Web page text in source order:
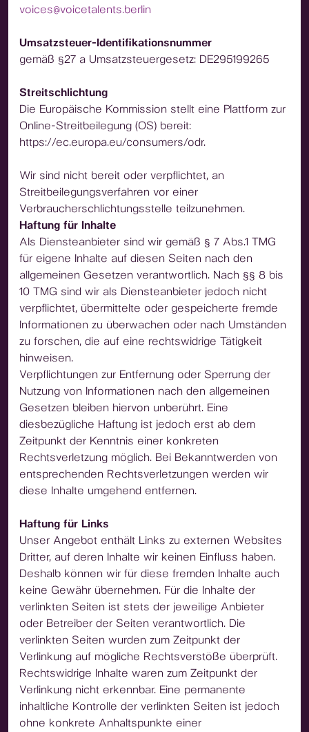
voices@voicetalents.berlin
Umsatzsteuer-Identifikationsnummer
gemäß §27 a Umsatzsteuergesetz: DE295199265
Streitschlichtung
Die Europäische Kommission stellt eine Plattform zur
Online-Streitbeilegung (OS) bereit:
https://ec.europa.eu/consumers/odr.
Wir sind nicht bereit oder verpflichtet, an
Streitbeilegungsverfahren vor einer
Verbraucherschlichtungsstelle teilzunehmen.
Haftung für Inhalte
Als Diensteanbieter sind wir gemäß § 7 Abs.1 TMG
für eigene Inhalte auf diesen Seiten nach den
allgemeinen Gesetzen verantwortlich. Nach §§ 8 bis
10 TMG sind wir als Diensteanbieter jedoch nicht
verpflichtet, übermittelte oder gespeicherte fremde
Informationen zu überwachen oder nach Umständen
zu forschen, die auf eine rechtswidrige Tätigkeit
hinweisen.
Verpflichtungen zur Entfernung oder Sperrung der
Nutzung von Informationen nach den allgemeinen
Gesetzen bleiben hiervon unberührt. Eine
diesbezügliche Haftung ist jedoch erst ab dem
Zeitpunkt der Kenntnis einer konkreten
Rechtsverletzung möglich. Bei Bekanntwerden von
entsprechenden Rechtsverletzungen werden wir
diese Inhalte umgehend entfernen.
Haftung für Links
Unser Angebot enthält Links zu externen Websites
Dritter, auf deren Inhalte wir keinen Einfluss haben.
Deshalb können wir für diese fremden Inhalte auch
keine Gewähr übernehmen. Für die Inhalte der
verlinkten Seiten ist stets der jeweilige Anbieter
oder Betreiber der Seiten verantwortlich. Die
verlinkten Seiten wurden zum Zeitpunkt der
Verlinkung auf mögliche Rechtsverstöße überprüft.
Rechtswidrige Inhalte waren zum Zeitpunkt der
Verlinkung nicht erkennbar. Eine permanente
inhaltliche Kontrolle der verlinkten Seiten ist jedoch
ohne konkrete Anhaltspunkte einer